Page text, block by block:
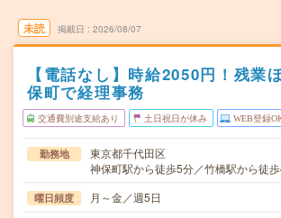
未読 掲載日 2026/08/07
【電話なし】時給2050円！残業
保町で経理事務
交通費別途支給あり 土日祝日が休み WEB登録
勤務地
東京都千代田区
神保町駅から徒歩5分／竹橋駅から徒
曜日頻度 月～金／週5日